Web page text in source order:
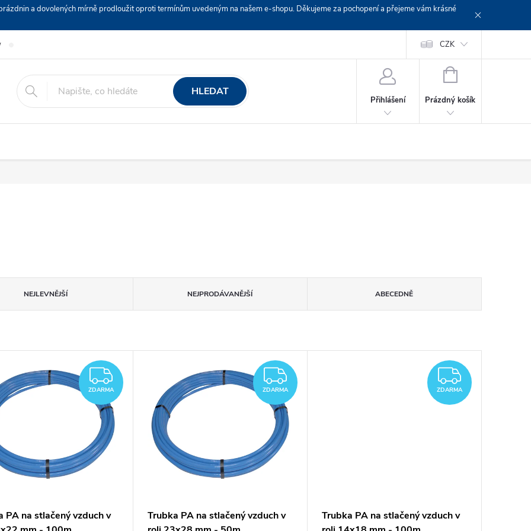
a dovolených mírně prodloužit oproti termínům uvedeným na našem e-shopu. Děkujeme za pochopení a přejeme vám krásné
Platba GoPay +420 603 319382
CZK
HLEDAT
Přihlášení
NÁKUPNÍ
Prázdný košík
NEJLEVNĚJŠÍ NEJPRODÁVANĚJŠÍ ABECEDNĚ
ZDARMA
ZDARMA
PA na stlačený vzduch v
ZDARMA
ZDARMA
Trubka PA na stlačený vzduch v
ZDARMA
Trubka PA na stlačený vzduch v